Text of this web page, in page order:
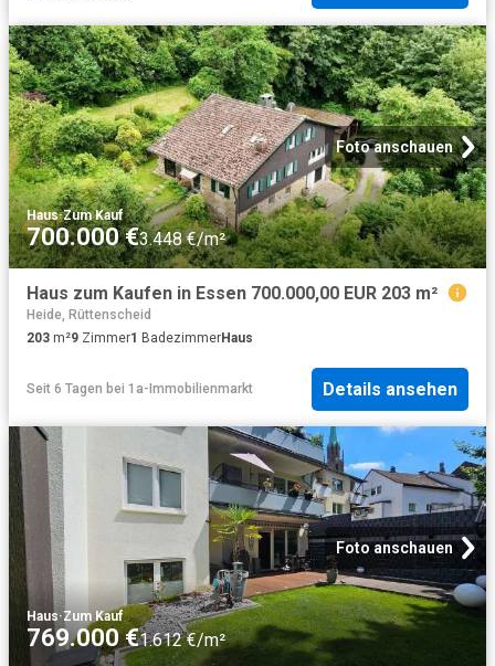
Foto anschauen
Haus·Zum Kauf
700.000 €3.448 €/m²
Haus zum Kaufen in Essen 700.000,00 EUR 203 m²
Heide, Rüttenscheid
203 m²9 Zimmer1 BadezimmerHaus
Seit 6 Tagen bei 1a-Immobilienmarkt Details ansehen
Foto anschauen
Haus·Zum Kauf
769.000 €1.612 €/m²